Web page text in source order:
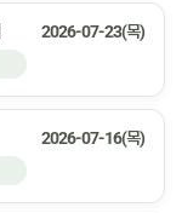
2026-07-23(목)
2026-07-16(목)